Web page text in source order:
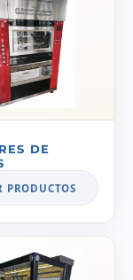
DE
PRODUCTOS